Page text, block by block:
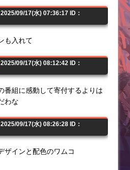
09/17(水) 07:36:17 ID：
も入れて
09/17(水) 08:12:42 ID：
番組に感動して寄付するよりは
わな
09/17(水) 08:26:28 ID：
ザインと配色のワムコ